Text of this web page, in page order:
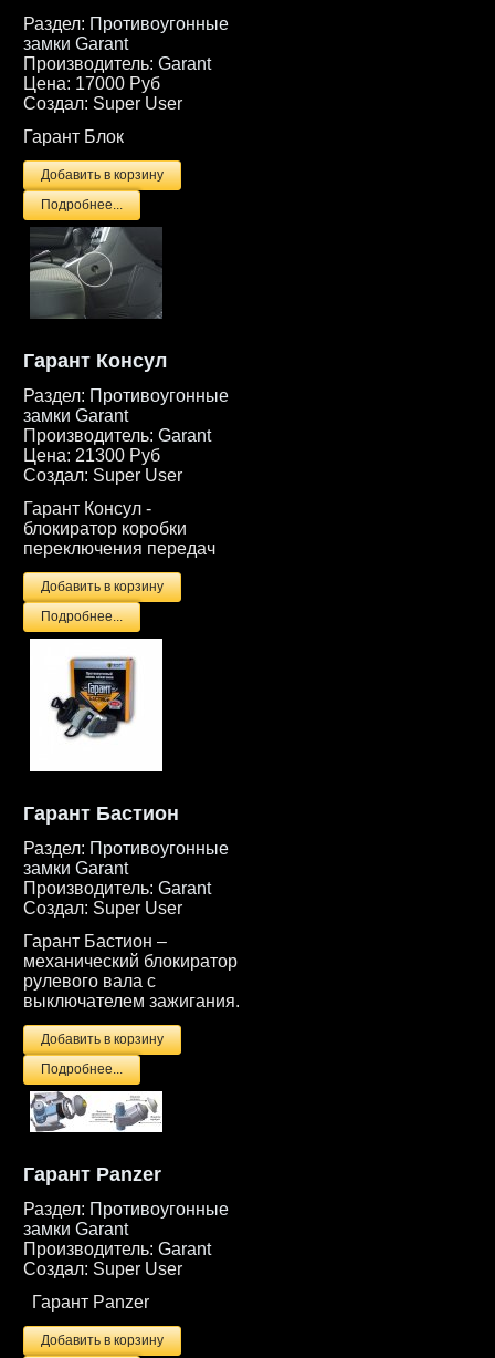
Раздел: Противоугонные
замки Garant
Производитель:Garant
Цена: 17000 Руб
Создал: Super User
Гарант Блок
Подробнее...
Гарант Консул
Раздел: Противоугонные
замки Garant
Производитель:Garant
Цена: 21300 Руб
Создал: Super User
Гарант Консул -
блокиратор коробки
переключения передач
Подробнее...
Гарант Бастион
Раздел: Противоугонные
замки Garant
Производитель:Garant
Создал: Super User
Гарант Бастион –
механический блокиратор
рулевого вала с
выключателем зажигания.
Подробнее...
Гарант Panzer
Раздел: Противоугонные
замки Garant
Производитель:Garant
Создал: Super User
Гарант Panzer